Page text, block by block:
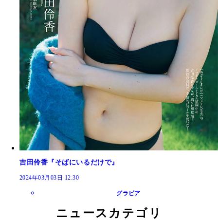
吉田伶香『そばにいるだけで』
2024年03月03日 12:30
グラビア
ニュースカテゴリ